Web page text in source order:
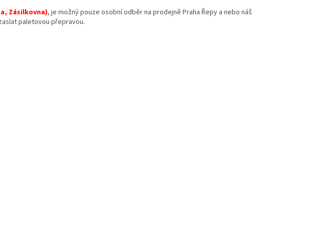
Zásilkovna), je možný pouze osobní odběr na prodejně Praha Řepy a nebo náš
paletovou přepravou.